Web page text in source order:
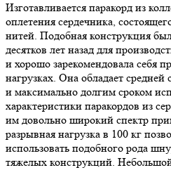
Изготавливается паракорд из
оплетения сердечника,
нитей. Подобная конструкция
десятков лет назад для
и хорошо зарекомендовала себя
нагрузках. Она обладает средней
и максимально долгим сроком
характеристики паракордов из
им довольно широкий спектр
разрывная нагрузка в 100 кг
использовать подобного рода
тяжелых конструкций.